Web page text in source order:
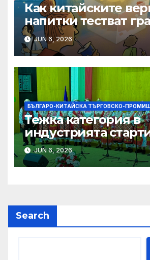
Как китайските
напитки тестват
на меката сила
JUN 6, 2026
БЪЛГАРО-КИТАЙСКА ТЪРГОВСКО-
Тежка категория в
индустрията
алианс за
слънчева енергия
JUN 6, 2026
Search